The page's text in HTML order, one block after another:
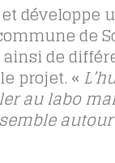
développe
de
de
projet. «
au labo